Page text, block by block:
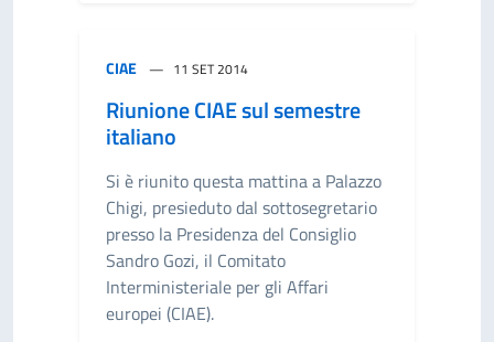
CIAE 11 SET 2014
Riunione CIAE sul semestre
italiano
Si è riunito questa mattina a Palazzo
Chigi, presieduto dal sottosegretario
presso la Presidenza del Consiglio
Sandro Gozi, il Comitato
Interministeriale per gli Affari
europei (CIAE).